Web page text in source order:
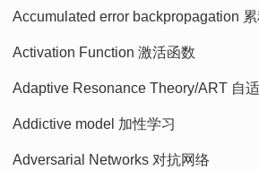
Accumulated error backpropagation
Activation Function 激活函数
Adaptive Resonance Theory/ART 自
Addictive model 加性学习
Adversarial Networks 对抗网络